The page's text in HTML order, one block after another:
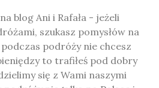
blog Ani i Rafała - jeżeli
szukasz pomysłów na
podróży nie chcesz
to trafiłeś pod dobry
się z Wami naszymi